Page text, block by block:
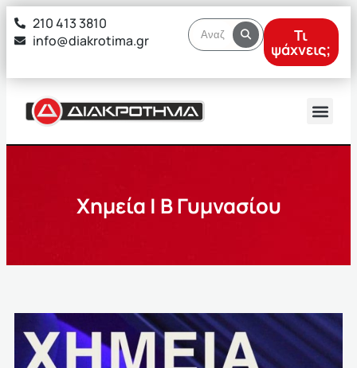
στο
περιεχόμενο
210 413 3810
info@diakrotima.gr
Τι
ψάχνεις;
Χημεία | Β Γυμνασίου